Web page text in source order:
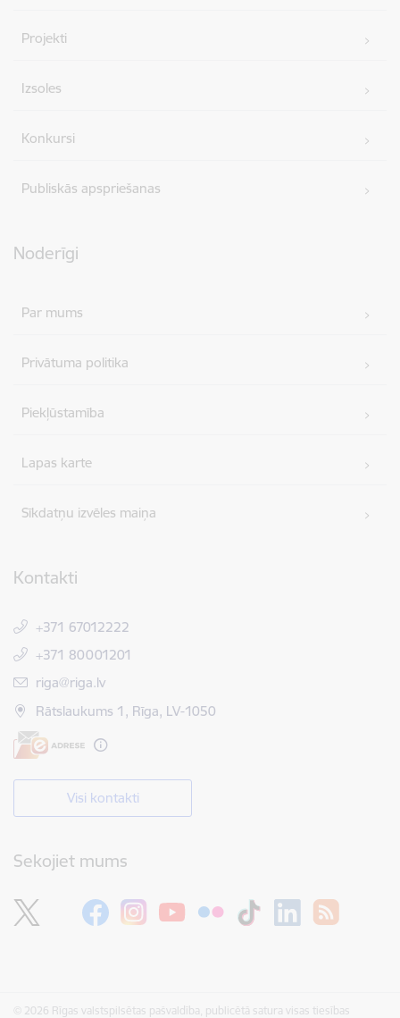
Projekti
Izsoles
Konkursi
Publiskās apspriešanas
Noderīgi
Par mums
Privātuma politika
Piekļūstamība
Lapas karte
Sīkdatņu izvēles maiņa
Kontakti
+371 67012222
+371 80001201
E-pasts:
riga@riga.lv
Rātslaukums 1, Rīga, LV-1050
Visi kontakti
Sekojiet mums
© 2026 Rīgas valstspilsētas pašvaldība, publicētā satura visas tiesības